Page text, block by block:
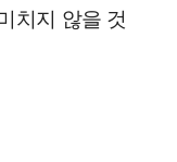
치지 않을 것